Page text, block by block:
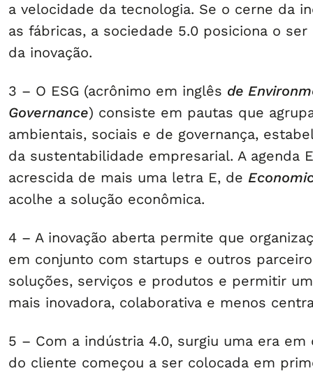
a velocidade da tecnologia. Se o cerne da
as fábricas, a sociedade 5.0 posiciona o
da inovação.
3 – O ESG (acrônimo em inglês de
Governance) consiste em pautas que
ambientais, sociais e de governança,
da sustentabilidade empresarial. A agenda
acrescida de mais uma letra E, de
acolhe a solução econômica.
4 – A inovação aberta permite que
em conjunto com startups e outros
soluções, serviços e produtos e permitir
mais inovadora, colaborativa e menos
5 – Com a indústria 4.0, surgiu uma era em
do cliente começou a ser colocada em